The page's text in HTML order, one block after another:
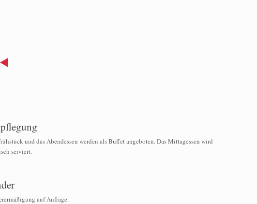
und das Abendessen werden als Buffet angeboten. Das Mittagessen wird
serviert.
auf Anfrage.